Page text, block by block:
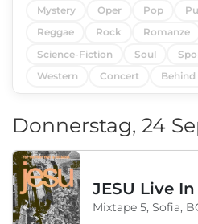
Mystery
Oper Pop
Reggae
Rock Romanze
Science-Fiction
Soul
Western
Concert Behind
Donnerstag, 24
Mixtape 5, Sofia,